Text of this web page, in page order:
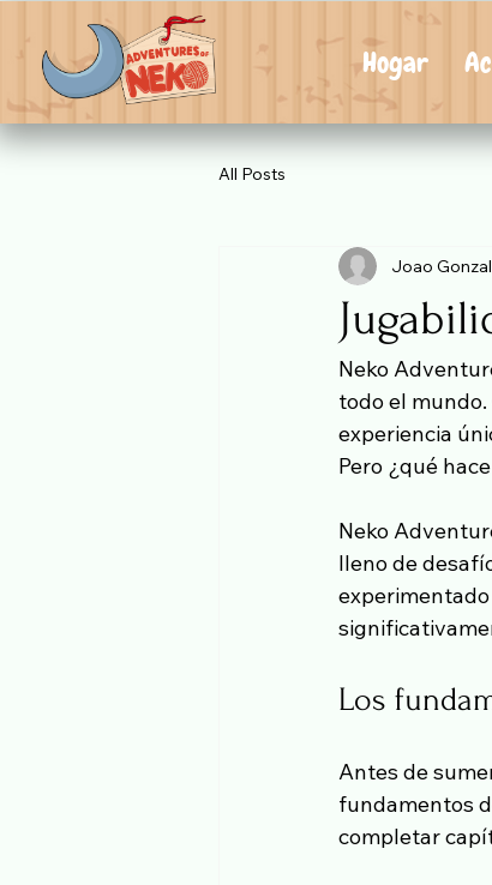
Hogar
All Posts
Joao
Neko
todo el
experiencia
Pero ¿qué
Neko
lleno de
Los
Antes de
fundamentos
completar